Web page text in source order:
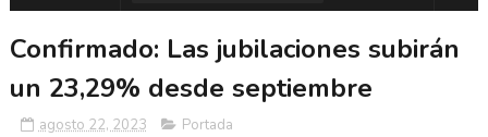
Confirmado: Las jubilaciones subirán
un 23,29% desde septiembre
agosto 22, 2023 Portada